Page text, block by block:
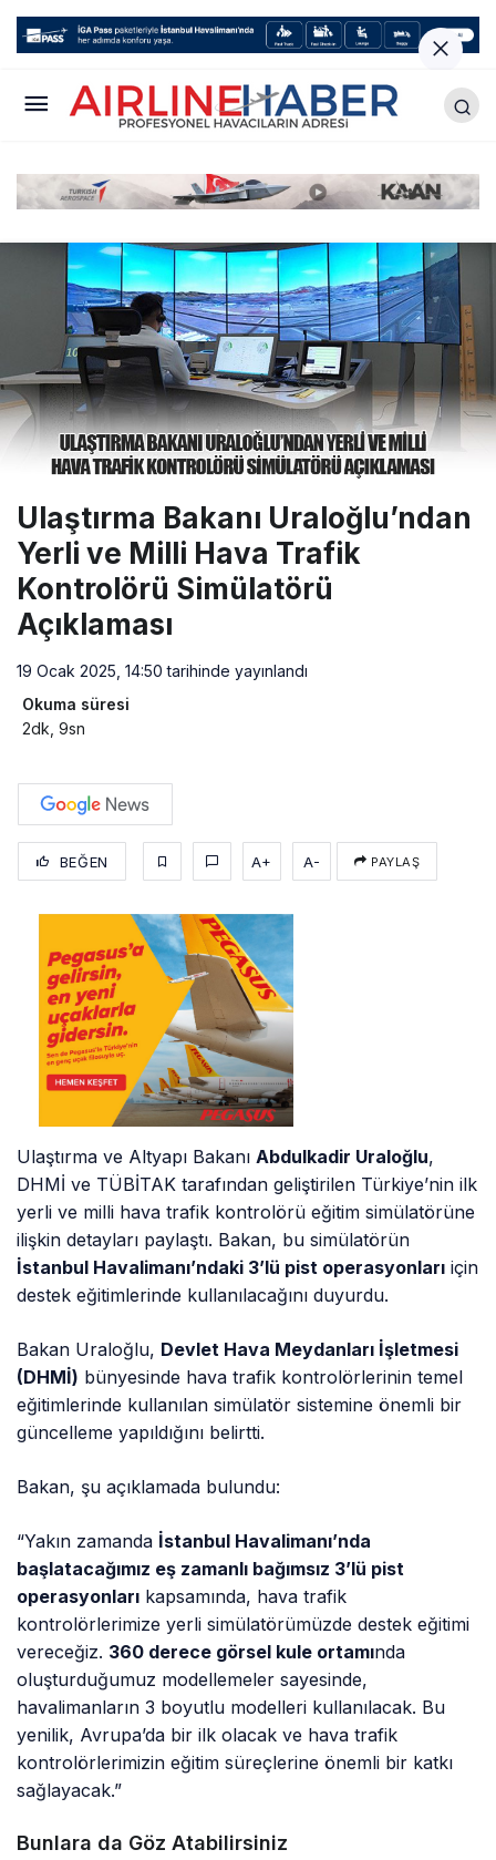
Ulaştırma Bakanı Uraloğlu’ndan
Yerli ve Milli Hava Trafik
Kontrolörü Simülatörü
Açıklaması
19 Ocak 2025, 14:50 tarihinde yayınlandı
Okuma süresi
2dk, 9sn
BEĞEN A+ A- PAYLAŞ
Ulaştırma ve Altyapı BakanıAbdulkadir Uraloğlu,
DHMİ ve TÜBİTAK tarafından geliştirilen Türkiye’nin ilk
yerli ve milli hava trafik kontrolörü eğitim simülatörüne
ilişkin detayları paylaştı. Bakan, bu simülatörün
İstanbul Havalimanı’ndaki 3’lü pist operasyonları için
destek eğitimlerinde kullanılacağını duyurdu.
Bakan Uraloğlu, Devlet Hava Meydanları İşletmesi
(DHMİ) bünyesinde hava trafik kontrolörlerinin temel
eğitimlerinde kullanılan simülatör sistemine önemli bir
güncelleme yapıldığını belirtti.
Bakan, şu açıklamada bulundu:
“Yakın zamanda İstanbul Havalimanı’nda
başlatacağımız eş zamanlı bağımsız 3’lü pist
operasyonları kapsamında, hava trafik
kontrolörlerimize yerli simülatörümüzde destek eğitimi
vereceğiz. 360 derece görsel kule ortamında
oluşturduğumuz modellemeler sayesinde,
havalimanların 3 boyutlu modelleri kullanılacak. Bu
yenilik, Avrupa’da bir ilk olacak ve hava trafik
kontrolörlerimizin eğitim süreçlerine önemli bir katkı
sağlayacak.”
Bunlara da Göz Atabilirsiniz